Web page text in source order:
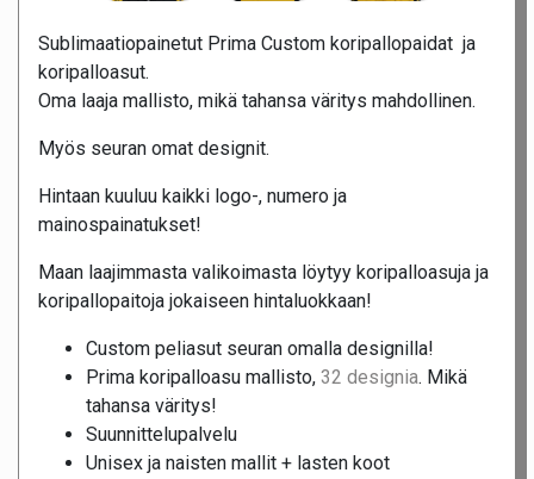
Sublimaatiopainetut Prima Custom koripallopaidat ja
koripalloasut.
Oma laaja mallisto, mikä tahansa väritys mahdollinen.
Myös seuran omat designit.
Hintaan kuuluu kaikki logo-, numero ja
mainospainatukset!
Maan laajimmasta valikoimasta löytyy koripalloasuja ja
koripallopaitoja jokaiseen hintaluokkaan!
Custom peliasut seuran omalla designilla!
Prima koripalloasu mallisto, 32 designia. Mikä
tahansa väritys!
Suunnittelupalvelu
Unisex ja naisten mallit + lasten koot